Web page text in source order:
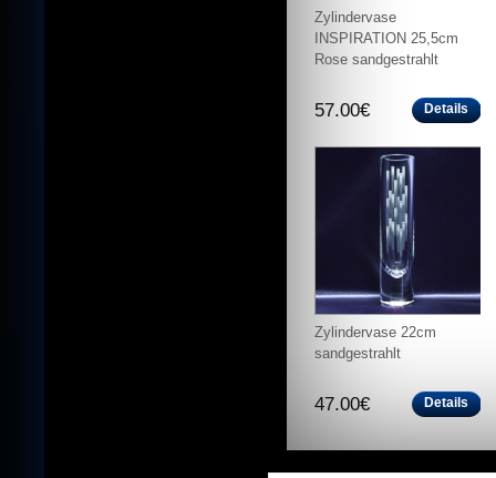
Zylindervase
INSPIRATION 25,5cm
Rose sandgestrahlt
57.00€ Details
Zylindervase 22cm
sandgestrahlt
47.00€ Details